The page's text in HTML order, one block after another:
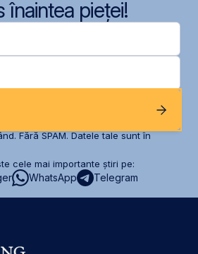
înaintea pieței!
Fără SPAM. Datele tale sunt în
cele mai importante știri pe:
WhatsApp Telegram